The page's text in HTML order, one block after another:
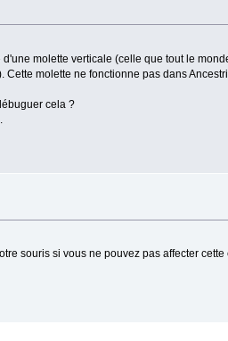
molette verticale (celle que tout le
molette ne fonctionne pas dans
cela ?
souris si vous ne pouvez pas affecter